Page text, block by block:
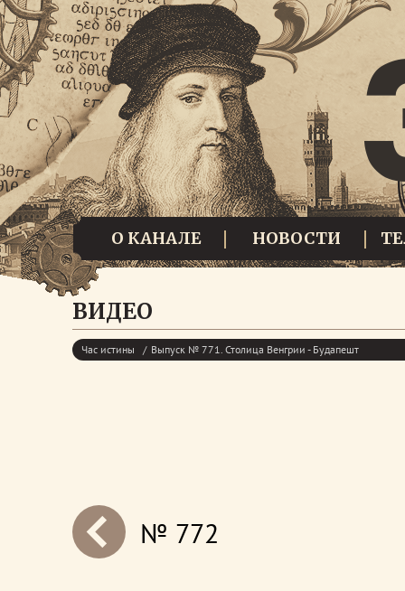
О КАНАЛЕ НОВОСТИ
ВИДЕО
Час истины Выпуск № 771. Столица Венгрии - Будапешт
next№ 772